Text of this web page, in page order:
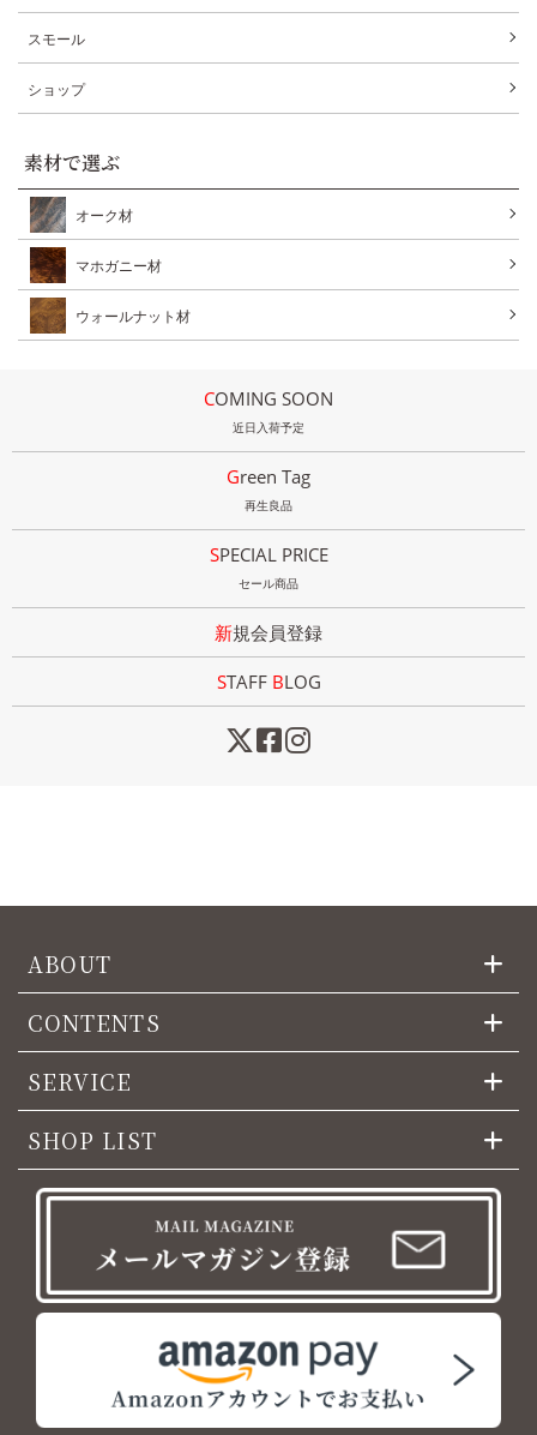
スモール
ショップ
素材で選ぶ
オーク材
マホガニー材
ウォールナット材
COMING SOON
近日入荷予定
Green Tag
再生良品
SPECIAL PRICE
セール商品
新規会員登録
STAFF BLOG
ABOUT
CONTENTS
SERVICE
SHOP LIST